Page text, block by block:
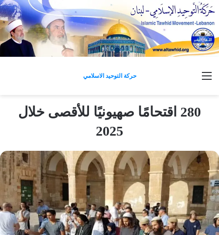
حركة التوحيد الاسلامي القائمة
280 اقتحامًا صهيونيًا للأقصى خلال
2025